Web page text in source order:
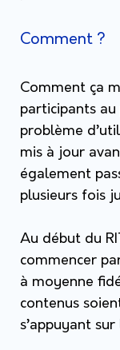
Comment ?
Comment ça
participants
problème
mis à jour
également
plusieurs fois
Au début du
commencer
à moyenne
contenus
s’appuyant